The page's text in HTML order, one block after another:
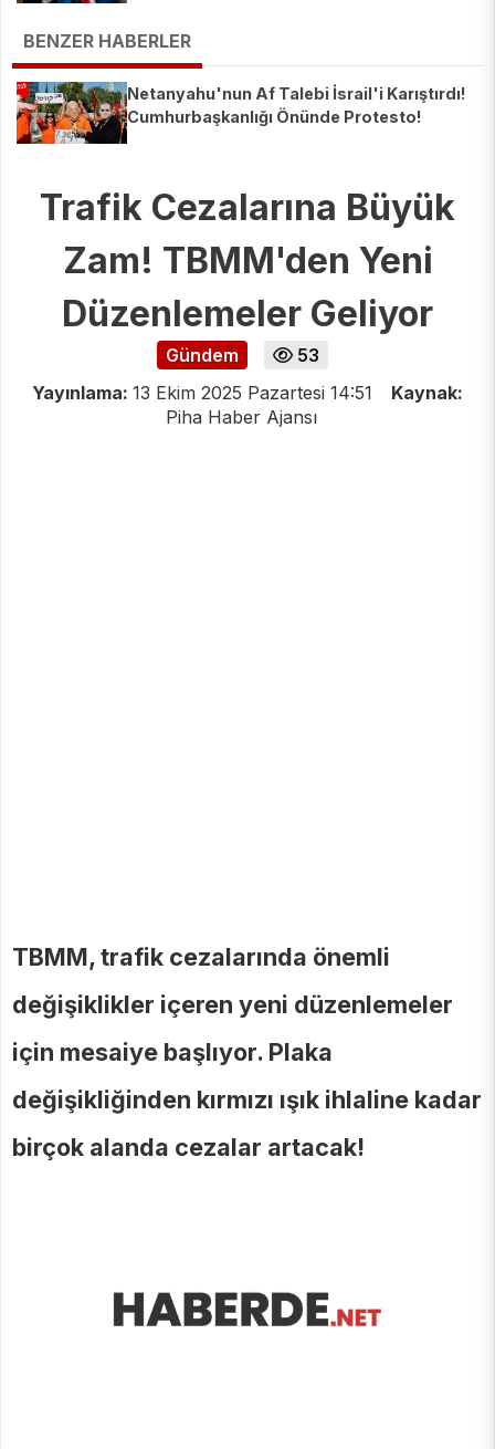
BENZER HABERLER
Netanyahu'nun Af Talebi İsrail'i Karıştırdı!
Cumhurbaşkanlığı Önünde Protesto!
Trafik Cezalarına Büyük
Zam! TBMM'den Yeni
Düzenlemeler Geliyor
Gündem
53
Yayınlama: 13 Ekim 2025 Pazartesi 14:51
Kaynak:
Piha Haber Ajansı
TBMM, trafik cezalarında önemli
değişiklikler içeren yeni düzenlemeler
için mesaiye başlıyor. Plaka
değişikliğinden kırmızı ışık ihlaline kadar
birçok alanda cezalar artacak!